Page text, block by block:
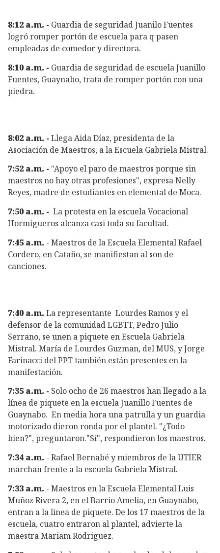
8:12 a.m. - Guardia de seguridad Juanilo Fuentes
logró romper portón de escuela para q pasen
empleadas de comedor y directora.
8:10 a.m. - Guardia de seguridad de escuela Juanillo
Fuentes, Guaynabo, trata de romper portón con una
piedra.
8:02 a.m. - Llega Aida Díaz, presidenta de la
Asociación de Maestros, a la Escuela Gabriela Mistral.
7:52 a.m. - "Apoyo el paro de maestros porque sin
maestros no hay otras profesiones", expresa Nelly
Reyes, madre de estudiantes en elemental de Moca.
7:50 a.m. - La protesta en la escuela Vocacional
Hormigueros alcanza casi toda su facultad.
7:45 a.m. - Maestros de la Escuela Elemental Rafael
Cordero, en Cataño, se manifiestan al son de
canciones.
7:40 a.m. La representante Lourdes Ramos y el
defensor de la comunidad LGBTT, Pedro Julio
Serrano, se unen a piquete en Escuela Gabriela
Mistral. María de Lourdes Guzman, del MUS, y Jorge
Farinacci del PPT también están presentes en la
manifestación.
7:35 a.m. - Solo ocho de 26 maestros han llegado a la
línea de piquete en la escuela Juanillo Fuentes de
Guaynabo. En media hora una patrulla y un guardia
motorizado dieron ronda por el plantel. "¿Todo
bien?", preguntaron."Sí", respondieron los maestros.
7:34 a.m. - Rafael Bernabé y miembros de la UTIER
marchan frente a la escuela Gabriela Mistral.
7:33 a.m. - Maestros en la Escuela Elemental Luis
Muñoz Rivera 2, en el Barrio Amelia, en Guaynabo,
entran a la linea de piquete. De los 17 maestros de la
escuela, cuatro entraron al plantel, advierte la
maestra Mariam Rodriguez.